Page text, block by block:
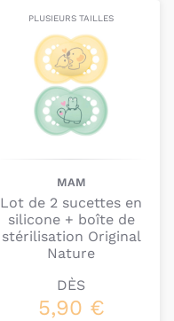
PLUSIEURS TAILLES
MAM
Lot de 2 sucettes en
silicone + boîte de
stérilisation Original
Nature
DÈS
5,90 €